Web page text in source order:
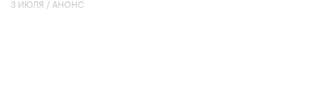
3 ИЮЛЯ / АНОНС